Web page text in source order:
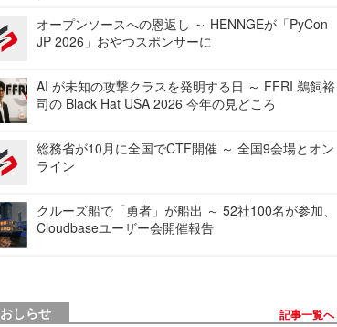
オープンソースへの恩返し ～ HENNGEが「PyCon
JP 2026」おやつスポンサーに
AI が未知の攻撃クラスを発明する日 ～ FFRI 鵜飼裕
司の Black Hat USA 2026 今年の見どころ
総務省が10月に全国でCTF開催 ～ 全国9会場とオン
ライン
クルーズ船で「勇者」が船出 ～ 52社100名が参加、
Cloudbaseユーザー会開催報告
おしらせ 記事一覧へ